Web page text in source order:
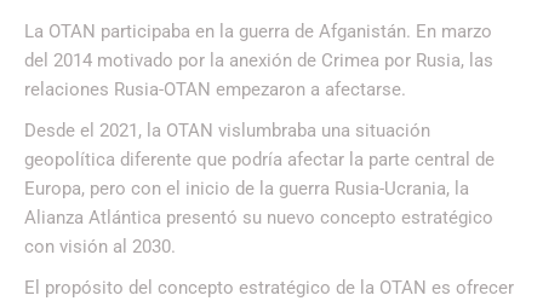
La OTAN participaba en la guerra de Afganistán. En marzo
del 2014 motivado por la anexión de Crimea por Rusia, las
relaciones Rusia-OTAN empezaron a afectarse.
Desde el 2021, la OTAN vislumbraba una situación
geopolítica diferente que podría afectar la parte central de
Europa, pero con el inicio de la guerra Rusia-Ucrania, la
Alianza Atlántica presentó su nuevo concepto estratégico
con visión al 2030.
El propósito del concepto estratégico de la OTAN es ofrecer